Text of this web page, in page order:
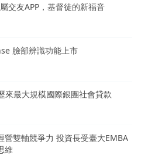
交友APP，基督徒的新福音
臉部辨識功能上市
來最大規模國際銀團社會貸款
營雙軸競爭力 投資長受臺大EMBA
維